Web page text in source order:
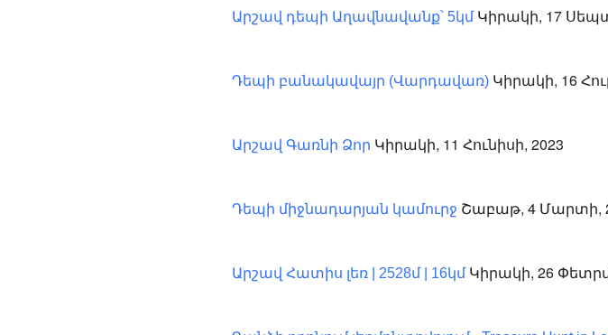
Արշավ դեպի Աղավնավանք՝ 5կմԿիրակի, 17
Դեպի բանակավայր (Վարդավառ) Կիրակի, 16
Արշավ Գառնի Ձոր Կիրակի, 11 Հունիսի, 2023
Դեպի միջնադարյան կամուրջ Շաբաթ, 4 Մարտի,
Արշավ Հատիս լեռ | 2528մ | 16կմԿիրակի, 26